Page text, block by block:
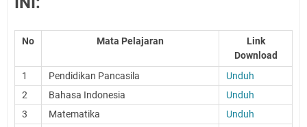
No Mata Pelajaran
Link
Download
1
Pendidikan Pancasila
Unduh
2
Bahasa Indonesia
Unduh
3
Matematika
Unduh